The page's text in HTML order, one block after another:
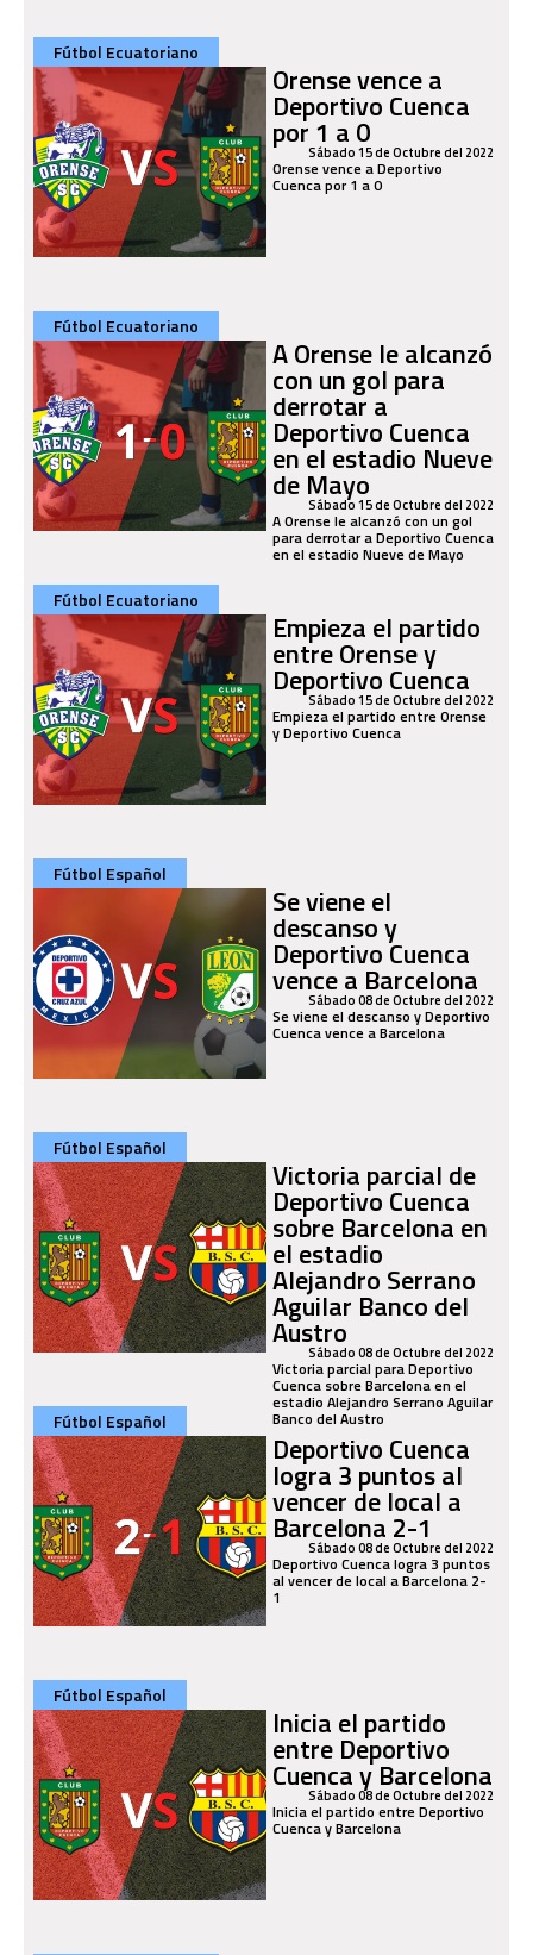
Fútbol Ecuatoriano
Orense vence a
Deportivo Cuenca
por 1 a 0
Sábado 15 de Octubre del 2022
Orense vence a Deportivo
Cuenca por 1 a 0
Fútbol Ecuatoriano
A Orense le alcanzó
con un gol para
derrotar a
Deportivo Cuenca
en el estadio Nueve
de Mayo
Sábado 15 de Octubre del 2022
A Orense le alcanzó con un gol
para derrotar a Deportivo Cuenca
en el estadio Nueve de Mayo
Fútbol Ecuatoriano
Empieza el partido
entre Orense y
Deportivo Cuenca
Sábado 15 de Octubre del 2022
Empieza el partido entre Orense
y Deportivo Cuenca
Fútbol Español
Se viene el
descanso y
Deportivo Cuenca
vence a Barcelona
Sábado 08 de Octubre del 2022
Se viene el descanso y Deportivo
Cuenca vence a Barcelona
Fútbol Español
Victoria parcial de
Deportivo Cuenca
sobre Barcelona en
el estadio
Alejandro Serrano
Aguilar Banco del
AustroSábado 08 de Octubre del 2022
Victoria parcial para Deportivo
Cuenca sobre Barcelona en el
estadio Alejandro Serrano Aguilar
Banco del Austro
Fútbol Español
Deportivo Cuenca
logra 3 puntos al
vencer de local a
Barcelona 2-1
Sábado 08 de Octubre del 2022
Deportivo Cuenca logra 3 puntos
al vencer de local a Barcelona 2-
1
Fútbol Español
Inicia el partido
entre Deportivo
Cuenca y Barcelona
Sábado 08 de Octubre del 2022
Inicia el partido entre Deportivo
Cuenca y Barcelona